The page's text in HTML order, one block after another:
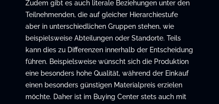
Zudem gibt es auch literale Beziehungen unter den
Teilnehmenden, die auf gleicher Hierarchiestufe
aber in unterschiedlichen Gruppen stehen, wie
beispielsweise Abteilungen oder Standorte. Teils
kann dies zu Differenzen innerhalb der Entscheidung
führen. Beispielsweise wünscht sich die Produktion
eine besonders hohe Qualität, während der Einkauf
einen besonders günstigen Materialpreis erzielen
möchte. Daher ist im Buying Center stets auch mit